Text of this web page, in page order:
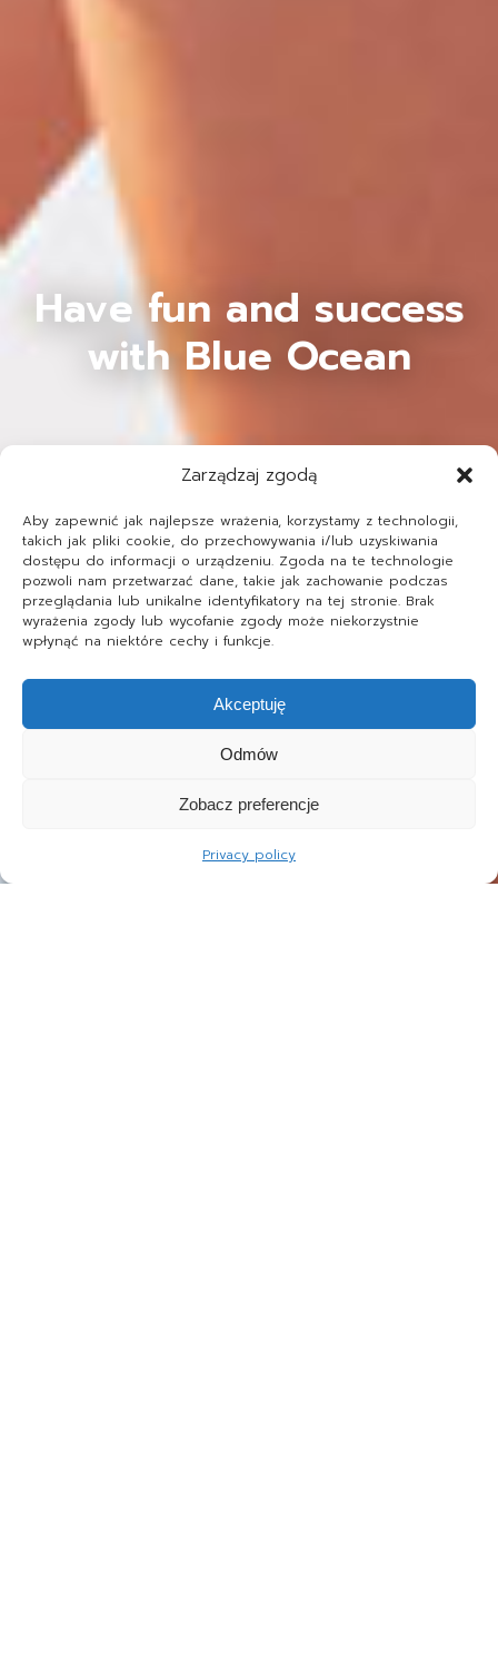
Zarządzaj zgodą
Aby zapewnić jak najlepsze wrażenia, korzystamy z technologii,
takich jak pliki cookie, do przechowywania i/lub uzyskiwania
dostępu do informacji o urządzeniu. Zgoda na te technologie
pozwoli nam przetwarzać dane, takie jak zachowanie podczas
przeglądania lub unikalne identyfikatory na tej stronie. Brak
wyrażenia zgody lub wycofanie zgody może niekorzystnie
wpłynąć na niektóre cechy i funkcje.
Akceptuję
Odmów
Zobacz preferencje
Privacy policy
Have fun and success
with Blue Ocean